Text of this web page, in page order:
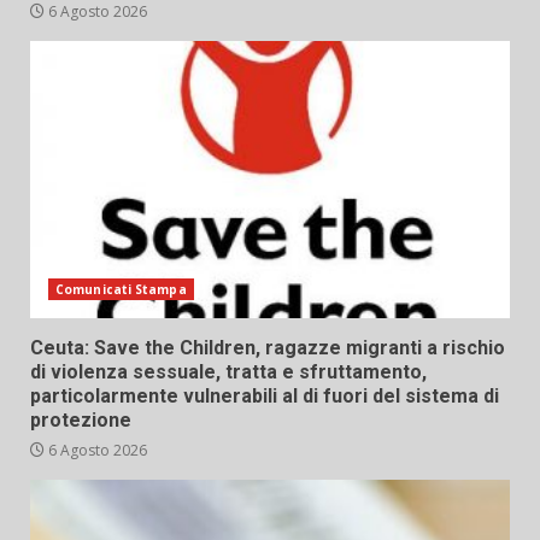
6 Agosto 2026
Comunicati Stampa
Ceuta: Save the Children, ragazze migranti a rischio
di violenza sessuale, tratta e sfruttamento,
particolarmente vulnerabili al di fuori del sistema di
protezione
6 Agosto 2026